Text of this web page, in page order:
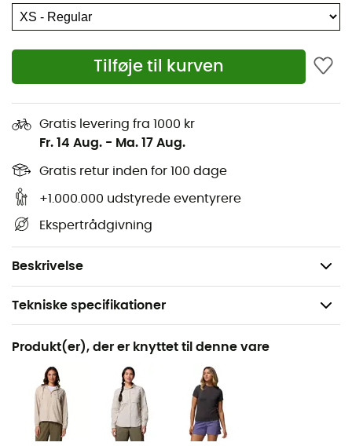
Tilføje til kurven
Gratis levering fra 1000 kr
Fr. 14 Aug. - Ma. 17 Aug.
Gratis retur inden for 100 dage
+1.000.000 udstyrede eventyrere
Ekspertrådgivning
Beskrivelse
Artikulerede knæ
Håndlommer
Sikkerhedslomme med lynlås
Cargolommer med velcrolukning
Justerbar kant med snøre
teknologi
Hovedstof: 100 % genanvendt polyester
Tekniske specifikationer
Anbefales til
Vandreture / Trekking / Rejse
Dame
Produkt(er), der er knyttet til denne vare